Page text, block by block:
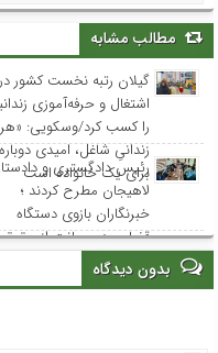
مطالب مشابه
گیلان رتبه نخست کشور در
اشتغال و حرفه‌آموزی
را کسب کرد/وسکویی: «هر
زندانیِ شاغل، امیدی دوباره
برای یک خانواده است
رئیس دادگستری و
لاهیجان مطرح کردند ؛
خبرنگاران بازوی دستگاه
قضایی در صیانت از حقوق
عامه هستند
بدون دیدگاه